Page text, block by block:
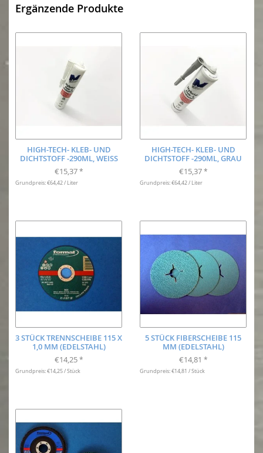
Ergänzende Produkte
HIGH-TECH- KLEB- UND
DICHTSTOFF -290ML, WEISS
€15,37 *
Grundpreis: €64,42 / Liter
HIGH-TECH- KLEB- UND
DICHTSTOFF -290ML, GRAU
€15,37 *
Grundpreis: €64,42 / Liter
3 STÜCK TRENNSCHEIBE 115 X
1,0 MM (EDELSTAHL)
€14,25 *
Grundpreis: €14,25 / Stück
5 STÜCK FIBERSCHEIBE 115
MM (EDELSTAHL)
€14,81 *
Grundpreis: €14,81 / Stück